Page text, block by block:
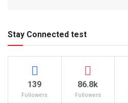
Stay Connected test
139
Followers
86.8k
Followers